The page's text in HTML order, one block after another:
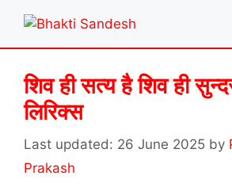
content
शिव ही सत्य है शिव ही
लिरिक्स
26 June 2025 by
Prakash